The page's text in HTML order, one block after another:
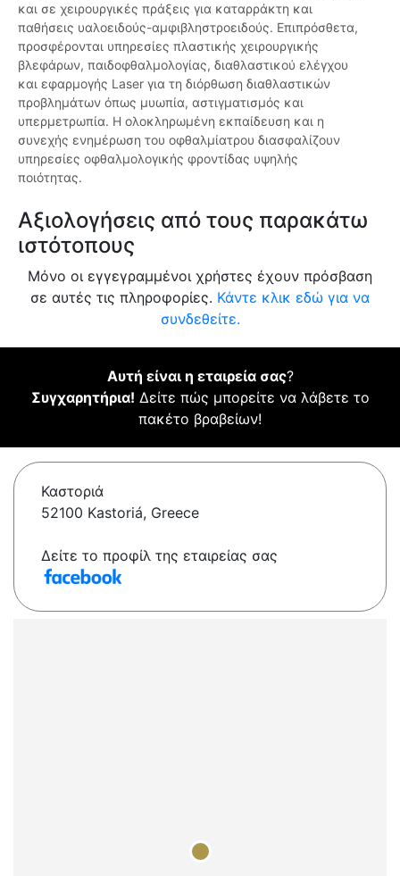
και σε χειρουργικές πράξεις για καταρράκτη και
παθήσεις υαλοειδούς-αμφιβληστροειδούς. Επιπρόσθετα,
προσφέρονται υπηρεσίες πλαστικής χειρουργικής
βλεφάρων, παιδοφθαλμολογίας, διαθλαστικού ελέγχου
και εφαρμογής Laser για τη διόρθωση διαθλαστικών
προβλημάτων όπως μυωπία, αστιγματισμός και
υπερμετρωπία. Η ολοκληρωμένη εκπαίδευση και η
συνεχής ενημέρωση του οφθαλμίατρου διασφαλίζουν
υπηρεσίες οφθαλμολογικής φροντίδας υψηλής
ποιότητας.
Αξιολογήσεις από τους παρακάτω
ιστότοπους
Μόνο οι εγγεγραμμένοι χρήστες έχουν πρόσβαση
σε αυτές τις πληροφορίες. Κάντε κλικ εδώ για να
συνδεθείτε.
Αυτή είναι η εταιρεία σας?
Συγχαρητήρια! Δείτε πώς μπορείτε να λάβετε το
πακέτο βραβείων!
Καστοριά
52100 Kastoriá, Greece
Δείτε το προφίλ της εταιρείας σας